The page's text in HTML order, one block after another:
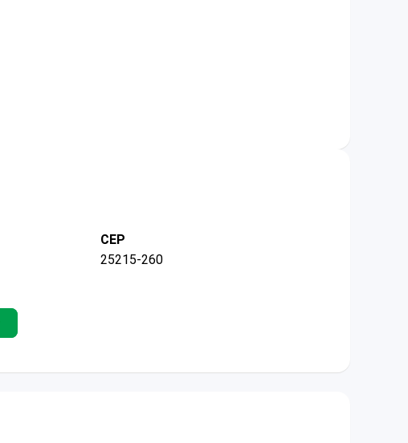
CEP
25215-260